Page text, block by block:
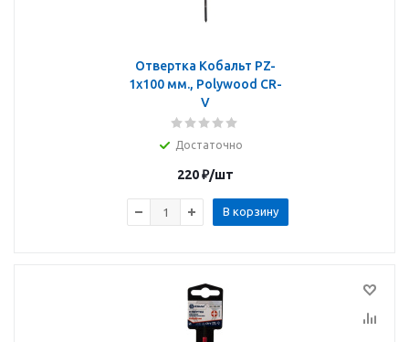
Отвертка Кобальт PZ-
1х100 мм., Polywood CR-
V
Достаточно
220₽/шт
В корзину